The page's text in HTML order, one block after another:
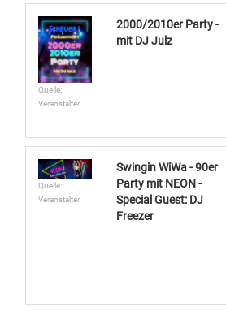
Quelle:
Veranstalter
2000/2010er Party -
mit DJ Julz
Quelle:
Veranstalter
Swingin WiWa - 90er
Party mit NEON -
Special Guest: DJ
Freezer